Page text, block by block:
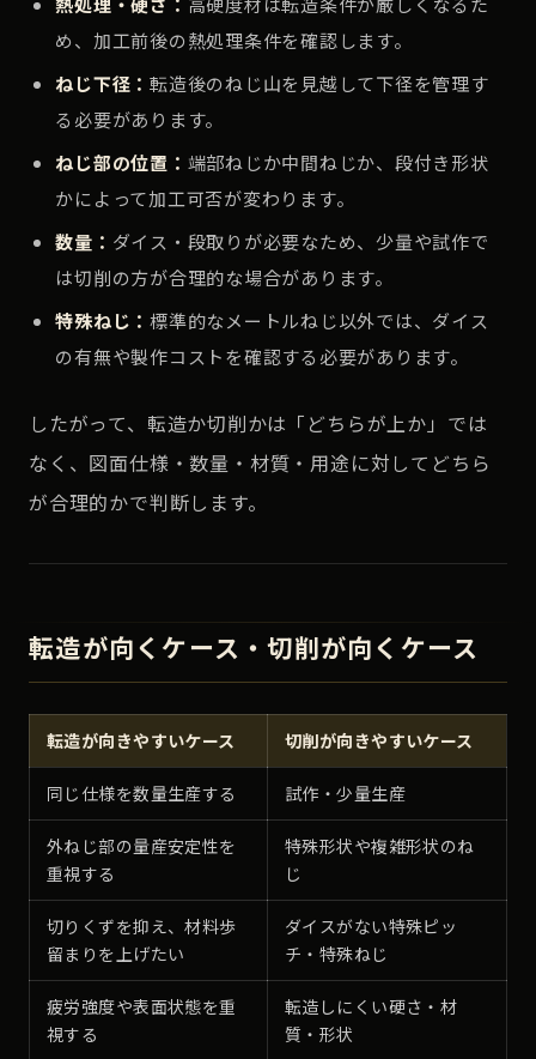
め、加工前後の熱処理条件を確認します。
ねじ下径：転造後のねじ山を見越して下径を管理す
る必要があります。
ねじ部の位置： 端部ねじか中間ねじか、段付き形状
かによって加工可否が変わります。
数量： ダイス・段取りが必要なため、少量や試作で
は切削の方が合理的な場合があります。
特殊ねじ：標準的なメートルねじ以外では、ダイス
の有無や製作コストを確認する必要があります。
したがって、転造か切削かは「どちらが上か」では
なく、図面仕様・数量・材質・用途に対してどちら
が合理的かで判断します。
転造が向くケース・切削が向くケース
転造が向きやすいケース 切削が向きやすいケース
同じ仕様を数量生産する 試作・少量生産
外ねじ部の量産安定性を
重視する
特殊形状や複雑形状のね
じ
切りくずを抑え、材料歩
留まりを上げたい
ダイスがない特殊ピッ
チ・特殊ねじ
疲労強度や表面状態を重
視する
転造しにくい硬さ・材
質・形状